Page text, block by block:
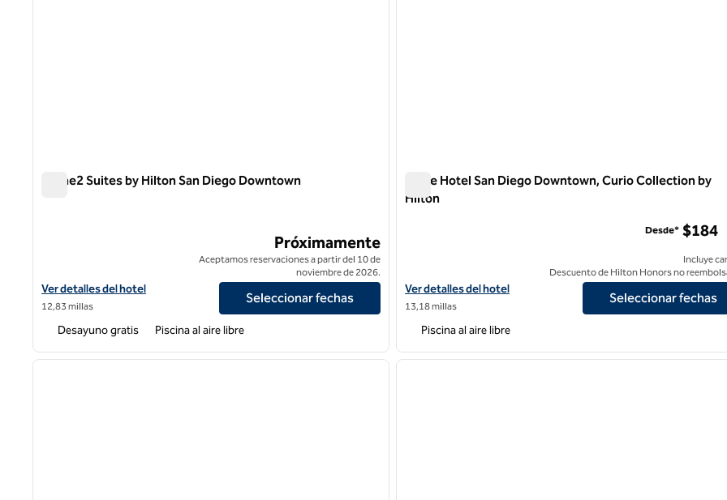
Home2 Suites by Hilton San Diego Downtown
Ver detalles del hotel Home2 Suites by Hilton San Diego Downtown
Ver detalles del hotel
12,83 millas
Próximamente
Aceptamos reservaciones a partir del 10 de
noviembre de 2026.
Seleccionar fechas
Desayuno gratis Piscina al aire libre
Carte Hotel San Diego Downtown, Curio Collection by
Hilton
Ver detalles del hotel Carte San Diego Downtown, Curio
Ver detalles del hotel
13,18 millas
Desde* $184
Incluye
Descuento de Hilton Honors no
Seleccionar fechas
Piscina al aire libre
1 de 12
siguiente imagen
1 de 12